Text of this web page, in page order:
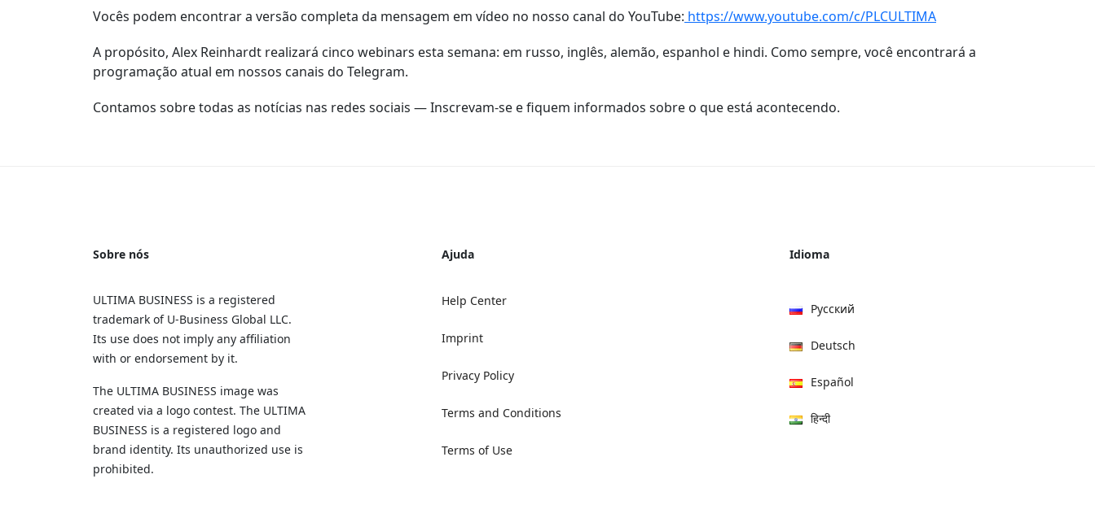
Vocês podem encontrar a versão completa da mensagem em vídeo no nosso canal do YouTube: https://www.youtube.com/c/PLCULTIMA
A propósito, Alex Reinhardt realizará cinco webinars esta semana: em russo, inglês, alemão, espanhol e hindi. Como sempre, você encontrará a
programação atual em nossos canais do Telegram.
Contamos sobre todas as notícias nas redes sociais — Inscrevam-se e fiquem informados sobre o que está acontecendo.
Sobre nós
ULTIMA BUSINESS is a registered
trademark of U‑Business Global LLC.
Its use does not imply any affiliation
with or endorsement by it.
The ULTIMA BUSINESS image was
created via a logo contest. The ULTIMA
BUSINESS is a registered logo and
brand identity. Its unauthorized use is
prohibited.
Ajuda
Help Center
Imprint
Privacy Policy
Terms and Conditions
Terms of Use
Idioma
Русский
Deutsch
Español
हिन्दी